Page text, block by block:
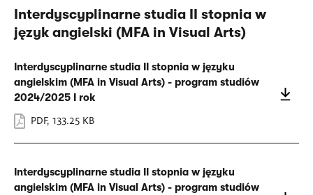
Interdyscyplinarne studia II stopnia w
język angielski (MFA in Visual Arts)
Interdyscyplinarne studia II stopnia w języku
angielskim (MFA in Visual Arts) - program studiów
2024/2025 I rok
PDF, 133.25 KB
Interdyscyplinarne studia II stopnia w języku
angielskim (MFA in Visual Arts) - program studiów